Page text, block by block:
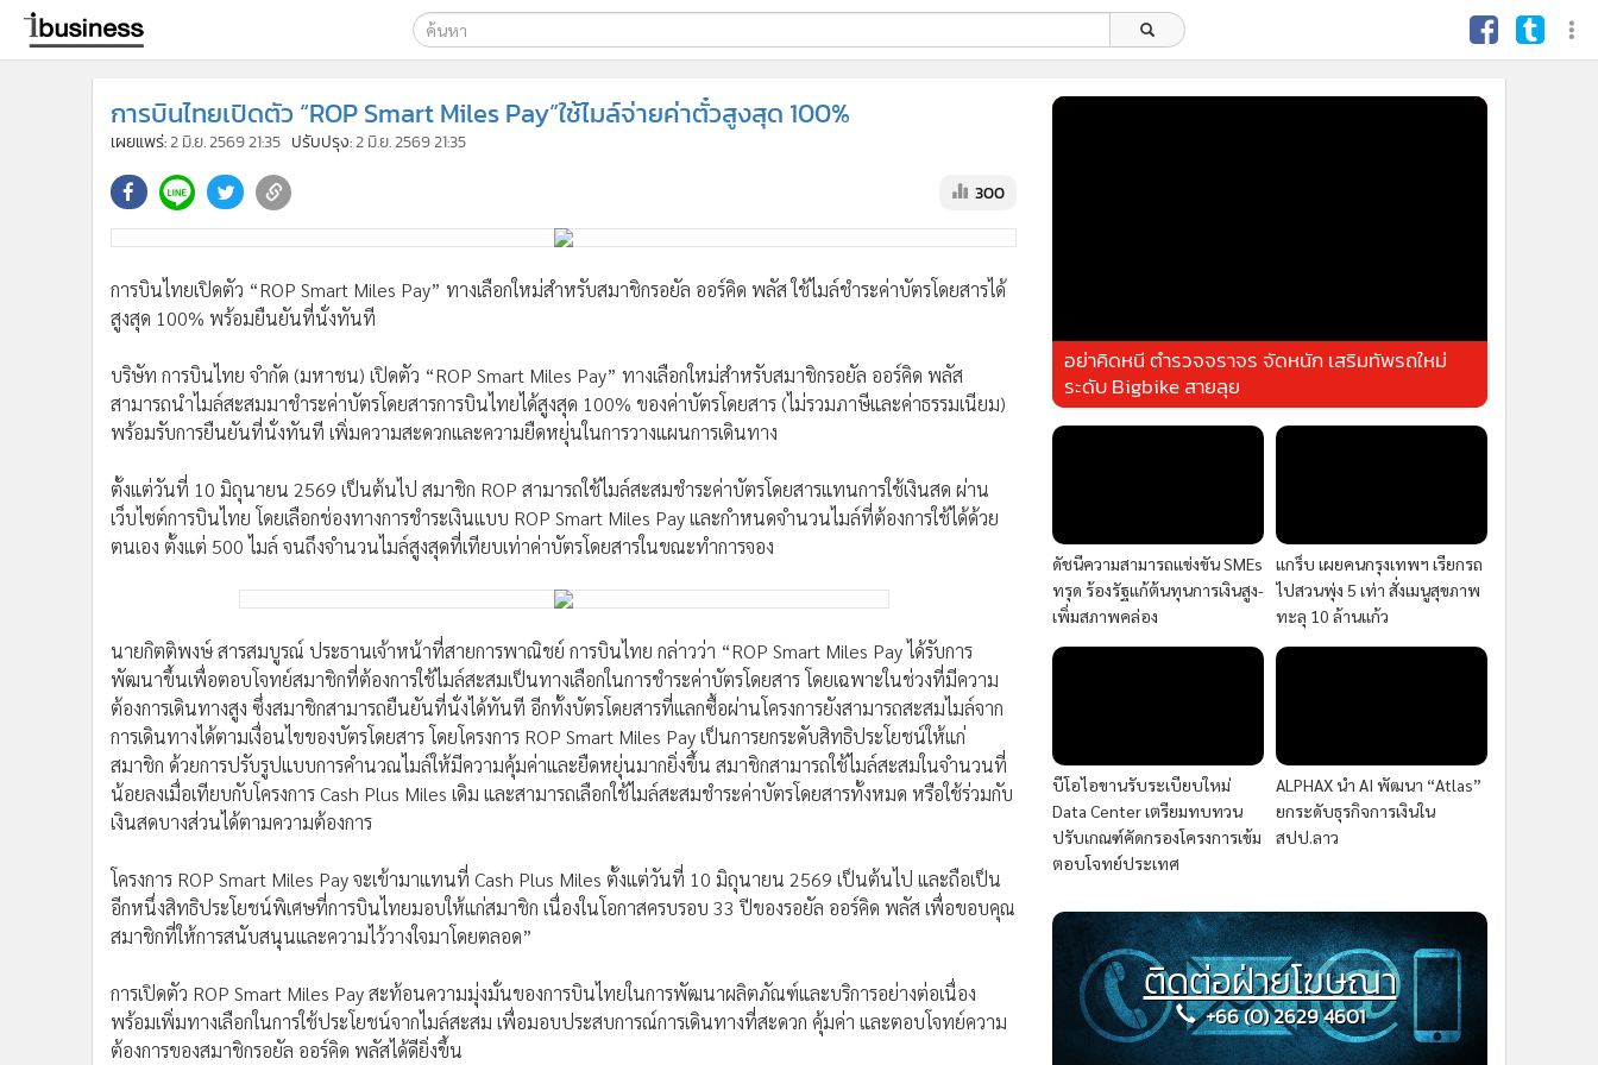
ค้นหา
ค้นหาขั้นสูง
การบินไทยเปิดตัว “ROP Smart Miles Pay”ใช้ไมล์จ่ายค่าตั๋วสูงสุด 100%
เผยแพร่:2 มิ.ย. 2569 21:35 ปรับปรุง:2 มิ.ย. 2569 21:35
300
การบินไทยเปิดตัว “ROP Smart Miles Pay” ทางเลือกใหม่สำหรับสมาชิกรอยัล ออร์คิด พลัส ใช้ไมล์ชำระค่าบัตรโดยสารได้
สูงสุด 100% พร้อมยืนยันที่นั่งทันที
บริษัท การบินไทย จำกัด (มหาชน) เปิดตัว “ROP Smart Miles Pay” ทางเลือกใหม่สำหรับสมาชิกรอยัล ออร์คิด พลัส
สามารถนำไมล์สะสมมาชำระค่าบัตรโดยสารการบินไทยได้สูงสุด 100% ของค่าบัตรโดยสาร (ไม่รวมภาษีและค่าธรรมเนียม)
พร้อมรับการยืนยันที่นั่งทันที เพิ่มความสะดวกและความยืดหยุ่นในการวางแผนการเดินทาง
ตั้งแต่วันที่ 10 มิถุนายน 2569 เป็นต้นไป สมาชิก ROP สามารถใช้ไมล์สะสมชำระค่าบัตรโดยสารแทนการใช้เงินสด ผ่าน
เว็บไซต์การบินไทย โดยเลือกช่องทางการชำระเงินแบบ ROP Smart Miles Pay และกำหนดจำนวนไมล์ที่ต้องการใช้ได้ด้วย
ตนเอง ตั้งแต่ 500 ไมล์ จนถึงจำนวนไมล์สูงสุดที่เทียบเท่าค่าบัตรโดยสารในขณะทำการจอง
นายกิตติพงษ์ สารสมบูรณ์ ประธานเจ้าหน้าที่สายการพาณิชย์ การบินไทย กล่าวว่า “ROP Smart Miles Pay ได้รับการ
พัฒนาขึ้นเพื่อตอบโจทย์สมาชิกที่ต้องการใช้ไมล์สะสมเป็นทางเลือกในการชำระค่าบัตรโดยสาร โดยเฉพาะในช่วงที่มีความ
ต้องการเดินทางสูง ซึ่งสมาชิกสามารถยืนยันที่นั่งได้ทันที อีกทั้งบัตรโดยสารที่แลกซื้อผ่านโครงการยังสามารถสะสมไมล์จาก
การเดินทางได้ตามเงื่อนไขของบัตรโดยสาร โดยโครงการ ROP Smart Miles Pay เป็นการยกระดับสิทธิประโยชน์ให้แก่
สมาชิก ด้วยการปรับรูปแบบการคำนวณไมล์ให้มีความคุ้มค่าและยืดหยุ่นมากยิ่งขึ้น สมาชิกสามารถใช้ไมล์สะสมในจำนวนที่
น้อยลงเมื่อเทียบกับโครงการ Cash Plus Miles เดิม และสามารถเลือกใช้ไมล์สะสมชำระค่าบัตรโดยสารทั้งหมด หรือใช้ร่วมกับ
เงินสดบางส่วนได้ตามความต้องการ
โครงการ ROP Smart Miles Pay จะเข้ามาแทนที่ Cash Plus Miles ตั้งแต่วันที่ 10 มิถุนายน 2569 เป็นต้นไป และถือเป็น
อีกหนึ่งสิทธิประโยชน์พิเศษที่การบินไทยมอบให้แก่สมาชิก เนื่องในโอกาสครบรอบ 33 ปีของรอยัล ออร์คิด พลัส เพื่อขอบคุณ
สมาชิกที่ให้การสนับสนุนและความไว้วางใจมาโดยตลอด”
การเปิดตัว ROP Smart Miles Pay สะท้อนความมุ่งมั่นของการบินไทยในการพัฒนาผลิตภัณฑ์และบริการอย่างต่อเนื่อง
พร้อมเพิ่มทางเลือกในการใช้ประโยชน์จากไมล์สะสม เพื่อมอบประสบการณ์การเดินทางที่สะดวก คุ้มค่า และตอบโจทย์ความ
ต้องการของสมาชิกรอยัล ออร์คิด พลัสได้ดียิ่งขึ้น
อย่าคิดหนี ตำรวจจราจร จัดหนัก เสริมทัพรถใหม่
ระดับ Bigbike สายลุย
ดัชนีความสามารถแข่งขัน SMEs
ทรุด ร้องรัฐแก้ต้นทุนการเงินสูง-
เพิ่มสภาพคล่อง
แกร็บ เผยคนกรุงเทพฯ เรียกรถ
ไปสวนพุ่ง 5 เท่า สั่งเมนูสุขภาพ
ทะลุ 10 ล้านแก้ว
บีโอไอขานรับระเบียบใหม่
Data Center เตรียมทบทวน
ปรับเกณฑ์คัดกรองโครงการเข้ม
ตอบโจทย์ประเทศ
ALPHAX นำ AI พัฒนา “Atlas”
ยกระดับธุรกิจการเงินใน
สปป.ลาว
ติดต่อฝ่ายโฆษณา
+66 (0) 2629 4601